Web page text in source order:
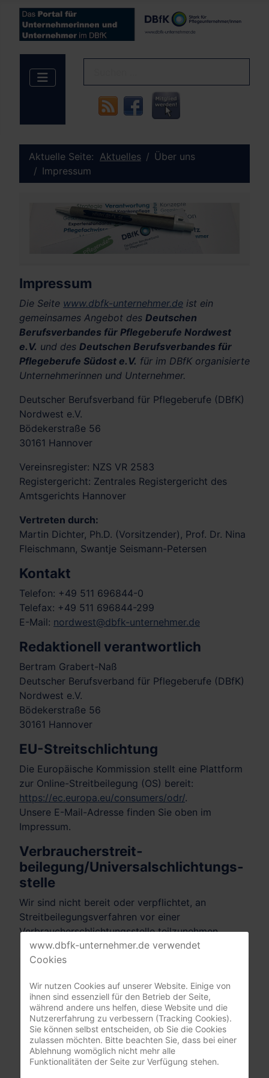
Aktuelle Seite: Aktuelles
Über uns
Impressum
Impressum
Die Seite www.dbfk-unternehmer.de ist ein
gemeinsames Angebot des Deutschen
Berufsverbandes für Pflegeberufe Nordwest
e.V. und des Deutschen Berufsverbandes für
Pflegeberufe Südost e.V. für im DBfK organisierte
Unternehmerinnen und Unternehmer.
Deutscher Berufsverband für Pflegeberufe (DBfK)
Nordwest e.V.
Bödekerstraße 56
30161 Hannover
Vereinsregister: NZS VR 2583
Registergericht: Zentrales Registergericht des
Amtsgerichts Hannover
Vertreten durch:
Martin Dichter, Ph.D. (Vorsitzender), Prof. Dr. Nina
Fleischmann, Swantje Seismann-Petersen
Kontakt
Telefon: +49 511 696844-0
Telefax: +49 511 696844-299
E-Mail: nordwest@dbfk-unternehmer.de
Redaktionell verantwortlich
Bertram Grabert-Naß
Deutscher Berufsverband für Pflegeberufe (DBfK)
Nordwest e.V.
Bödekerstraße 56
30161 Hannover
EU-Streitschlichtung
Die Europäische Kommission stellt eine Plattform
zur Online-Streitbeilegung (OS) bereit:
https://ec.europa.eu/consumers/odr/.
Unsere E-Mail-Adresse finden Sie oben im
Impressum.
Verbraucher­streit­
beilegung/Universal­schlichtungs­
stelle
Wir sind nicht bereit oder verpflichtet, an
Streitbeilegungsverfahren vor einer
Verbraucherschlichtungsstelle teilzunehmen.
nur registrierte Pflegeunternehmer:innen
(DBfK Nordwest + Südost)
Benutzername
www.dbfk-unternehmer.de verwendet
Cookies
Wir nutzen Cookies auf unserer Website. Einige von
ihnen sind essenziell für den Betrieb der Seite,
während andere uns helfen, diese Website und die
Nutzererfahrung zu verbessern (Tracking Cookies).
Sie können selbst entscheiden, ob Sie die Cookies
zulassen möchten. Bitte beachten Sie, dass bei einer
Ablehnung womöglich nicht mehr alle
Funktionalitäten der Seite zur Verfügung stehen.